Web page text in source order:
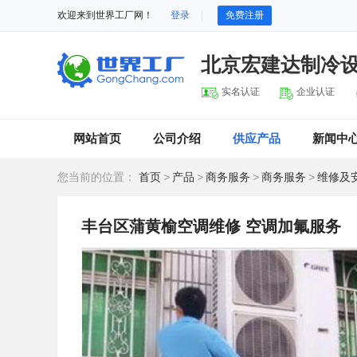
欢迎来到世界工厂网！ 登录 免费注册
北京宏建达制冷
实名认证 企业认证
网站首页 公司介绍 供应产品 新闻中
您当前的位置： 首页 > 产品 >商务服务 >商务服务 >维修及
丰台区蒲黄榆空调维修 空调加氟服务